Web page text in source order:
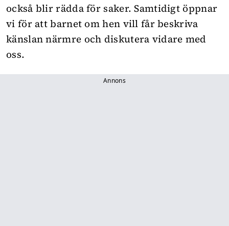
också blir rädda för saker. Samtidigt öppnar
vi för att barnet om hen vill får beskriva
känslan närmre och diskutera vidare med
oss.
Annons